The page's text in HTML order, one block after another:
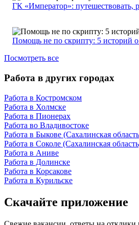
ГК «Император»: путешествовать,
Помощь не по скрипту: 5 историй
Посмотреть все
Работа в других городах
Работа в Костромском
Работа в Холмске
Работа в Пионерах
Работа во Владивостоке
Работа в Быкове (Сахалинская
Работа в Соколе (Сахалинская
Работа в Аниве
Работа в Долинске
Работа в Корсакове
Работа в Курильске
Скачайте приложение